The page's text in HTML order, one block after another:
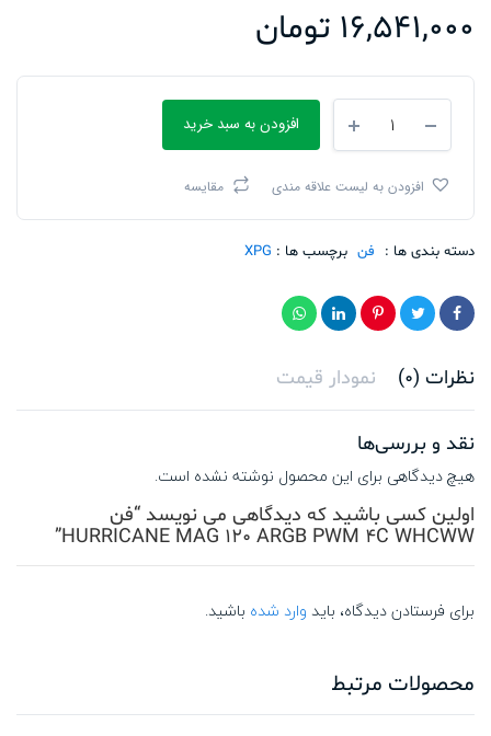
16,541,000 تومان
HURRICANE
MAG
ARGB
WHCWW
افزودن به سبد خرید
افزودن به لیست علاقه مندی مقایسه
دسته بندی ها : فن برچسب ها : XPG
نظرات (0) نمودار قیمت
نقد و بررسی‌ها
هیچ دیدگاهی برای این محصول نوشته نشده است.
اولین کسی باشید که دیدگاهی می نویسد “فن
HURRICANE MAG 120 ARGB PWM 4C WHCWW”
برای فرستادن دیدگاه، باید وارد شده باشید.
محصولات مرتبط